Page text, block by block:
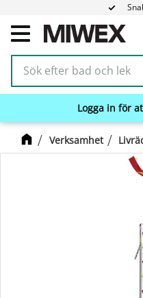
Meny
Logga in för
Verksamhet